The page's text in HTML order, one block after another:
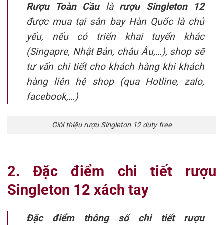
Rượu Toàn Cầulà rượu Singleton 12
được mua tại sân bay Hàn Quốc là chủ
yếu, nếu có triển khai tuyến khác
(Singapre, Nhật Bản, châu Âu,…), shop sẽ
tư vấn chi tiết cho khách hàng khi khách
hàng liên hệ shop (qua Hotline, zalo,
facebook,…)
Giới thiệu rượu Singleton 12 duty free
2. Đặc điểm chi tiết rượu
Singleton 12 xách tay
Đặc điểm thông số chi tiết rượu